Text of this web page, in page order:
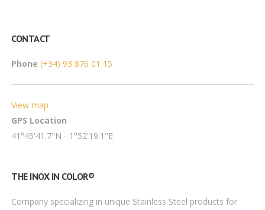
CONTACT
Phone (+34) 93 876 01 15
View map
GPS Location
41°45'41.7"N - 1°52'19.1"E
THE INOX IN COLOR®
Company specializing in unique Stainless Steel products for